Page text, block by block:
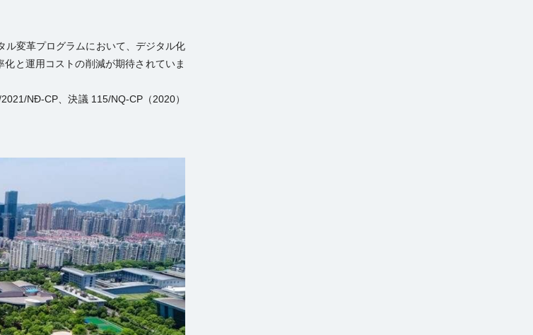
ル変革プログラムにおいて、デジタル化
と運用コストの削減が期待されていま
NĐ-CP、決議 115/NQ-CP（2020）